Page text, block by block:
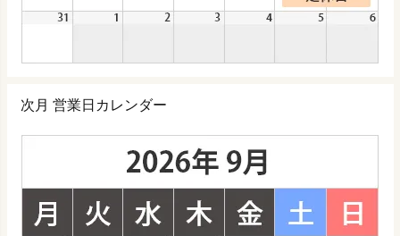
次月 営業日カレンダー